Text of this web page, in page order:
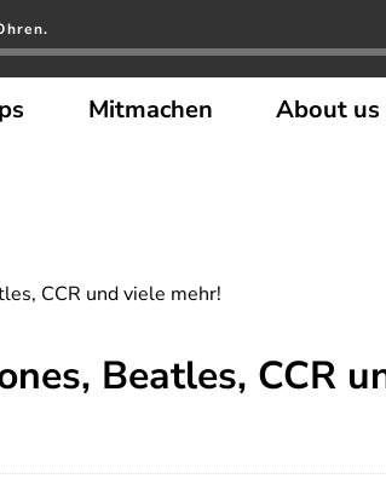
Mitmachen About us
CCR und viele mehr!
Beatles, CCR